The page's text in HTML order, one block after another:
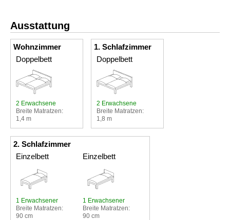
Ausstattung
Wohnzimmer
Doppelbett
2 Erwachsene
Breite Matratzen:
1,4 m
1. Schlafzimmer
Doppelbett
2 Erwachsene
Breite Matratzen:
1,8 m
2. Schlafzimmer
Einzelbett
1 Erwachsener
Breite Matratzen:
90 cm
Einzelbett
1 Erwachsener
Breite Matratzen:
90 cm